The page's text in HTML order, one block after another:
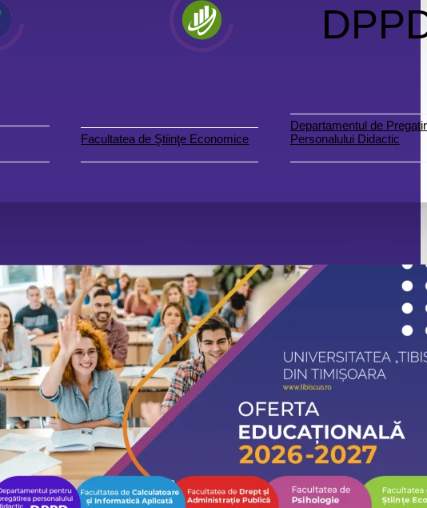
Facultatea de Ştiinţe Economice
Departamentul de
Personalului Didactic